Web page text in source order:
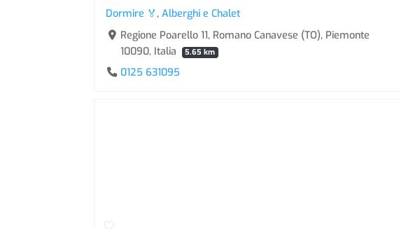
Dormire 🏅 ,Alberghi e Chalet
Regione Poarello 11, Romano Canavese (TO), Piemonte
10090, Italia
5.65 km
0125 631095